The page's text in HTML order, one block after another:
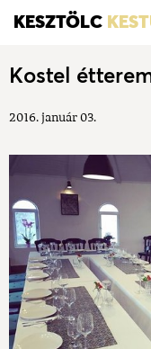
KESZTÖLC
Kostel
2016. január 03.